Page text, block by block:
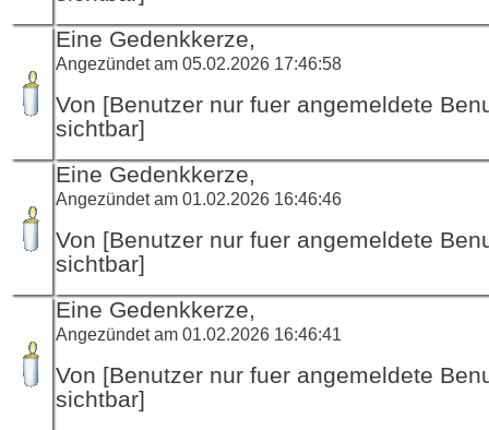
Eine Gedenkkerze,
Angezündet am 05.02.2026 17:46:58
Von [Benutzer nur fuer angemeldete
sichtbar]
Eine Gedenkkerze,
Angezündet am 01.02.2026 16:46:46
Von [Benutzer nur fuer angemeldete
sichtbar]
Eine Gedenkkerze,
Angezündet am 01.02.2026 16:46:41
Von [Benutzer nur fuer angemeldete
sichtbar]